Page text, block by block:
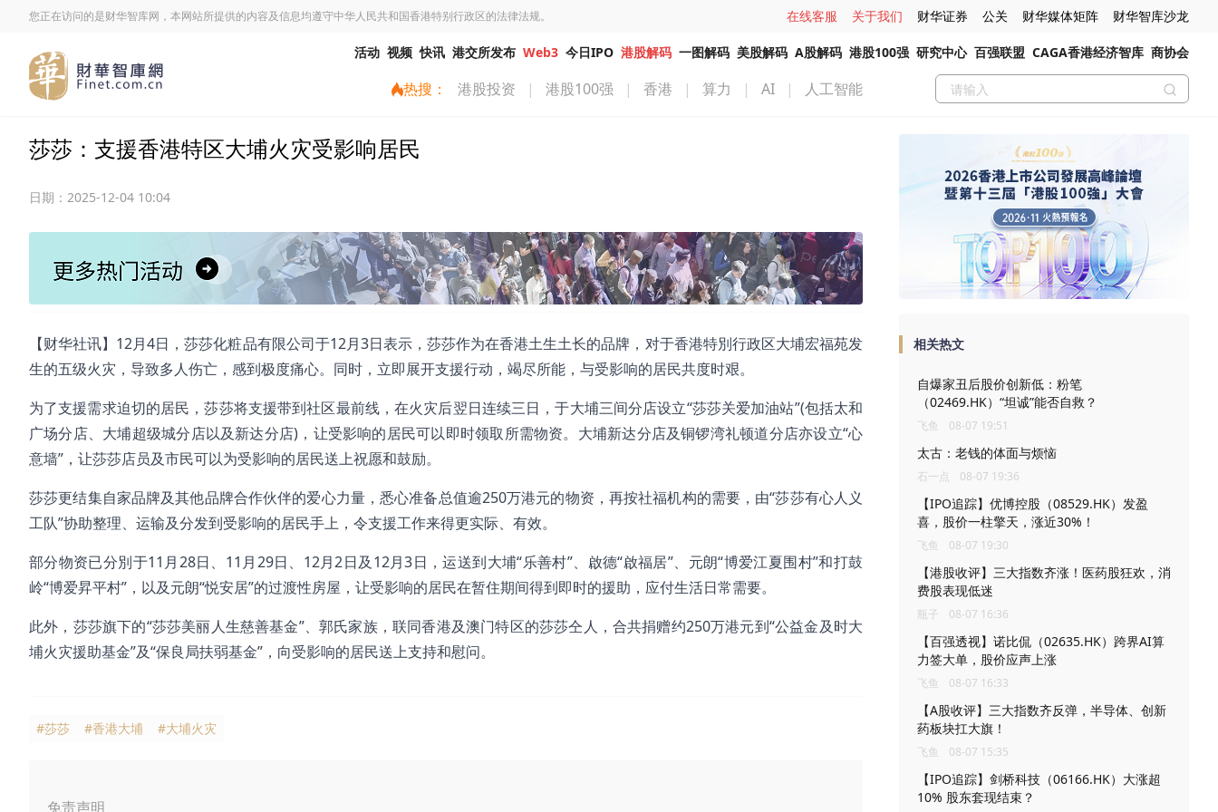
您正在访问的是财华智库网，本网站所提供的内容及信息均遵守中华人民共和国香港特别行政区的法律法规。 在线客服 关于我们 财华证券 公关 财华媒体矩阵 财华智库沙龙
活动 视频 快讯 港交所发布 Web3 今日IPO 港股解码 一图解码 美股解码 A股解码 港股100强 研究中心 百强联盟 CAGA香港经济智库 商协会
热搜： 港股投资 | 港股100强 | 香港 | 算力 | AI | 人工智能
莎莎：支援香港特区大埔火灾受影响居民
日期： 2025-12-04 10:04
【财华社讯】12月4日，莎莎化粧品有限公司于12月3日表示，莎莎作为在香港土生土长的品牌，对于香港特別行政区大埔宏福苑发
生的五级火灾，导致多人伤亡，感到极度痛心。同时，立即展开支援行动，竭尽所能，与受影响的居民共度时艰。
为了支援需求迫切的居民，莎莎将支援带到社区最前线，在火灾后翌日连续三日，于大埔三间分店设立“莎莎关爱加油站”(包括太和
广场分店、大埔超级城分店以及新达分店)，让受影响的居民可以即时领取所需物资。大埔新达分店及铜锣湾礼顿道分店亦设立“心
意墙”，让莎莎店员及市民可以为受影响的居民送上祝愿和鼓励。
莎莎更结集自家品牌及其他品牌合作伙伴的爱心力量，悉心准备总值逾250万港元的物资，再按社福机构的需要，由“莎莎有心人义
工队”协助整理、运输及分发到受影响的居民手上，令支援工作来得更实际、有效。
部分物资已分別于11月28日、11月29日、12月2日及12月3日，运送到大埔“乐善村”、啟德“啟福居”、元朗“博爱江夏围村”和打鼓
岭“博爱昇平村”，以及元朗“悦安居”的过渡性房屋，让受影响的居民在暂住期间得到即时的援助，应付生活日常需要。
此外，莎莎旗下的“莎莎美丽人生慈善基金”、郭氏家族，联同香港及澳门特区的莎莎仝人，合共捐赠约250万港元到“公益金及时大
埔火灾援助基金”及“保良局扶弱基金”，向受影响的居民送上支持和慰问。
#莎莎 #香港大埔 #大埔火灾
免责声明
相关热文
自爆家丑后股价创新低：粉笔
（02469.HK）“坦诚”能否自救？
飞鱼 08-07 19:51
太古：老钱的体面与烦恼
石一点 08-07 19:36
【IPO追踪】优博控股（08529.HK）发盈
喜，股价一柱擎天，涨近30%！
飞鱼 08-07 19:30
【港股收评】三大指数齐涨！医药股狂欢，消
费股表现低迷
瓶子 08-07 16:36
【百强透视】诺比侃（02635.HK）跨界AI算
力签大单，股价应声上涨
飞鱼 08-07 16:33
【A股收评】三大指数齐反弹，半导体、创新
药板块扛大旗！
飞鱼 08-07 15:35
【IPO追踪】剑桥科技（06166.HK）大涨超
10% 股东套现结束？